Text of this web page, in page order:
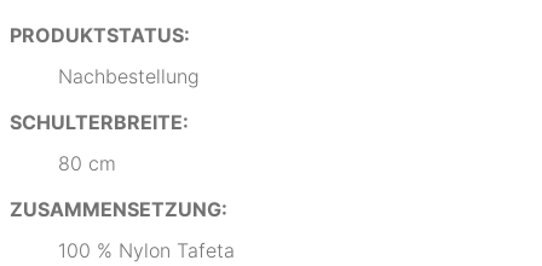
PRODUKTSTATUS:
Nachbestellung
SCHULTERBREITE:
80 cm
ZUSAMMENSETZUNG:
100 % Nylon Tafeta